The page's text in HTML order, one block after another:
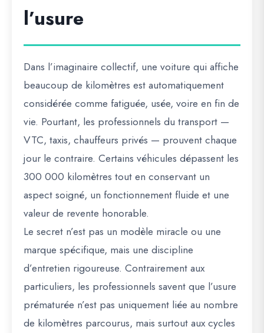
l’usure
Dans l’imaginaire collectif, une voiture qui affiche
beaucoup de kilomètres est automatiquement
considérée comme fatiguée, usée, voire en fin de
vie. Pourtant, les professionnels du transport —
VTC, taxis, chauffeurs privés — prouvent chaque
jour le contraire. Certains véhicules dépassent les
300 000 kilomètres tout en conservant un
aspect soigné, un fonctionnement fluide et une
valeur de revente honorable.
Le secret n’est pas un modèle miracle ou une
marque spécifique, mais une discipline
d’entretien rigoureuse. Contrairement aux
particuliers, les professionnels savent que l’usure
prématurée n’est pas uniquement liée au nombre
de kilomètres parcourus, mais surtout aux cycles